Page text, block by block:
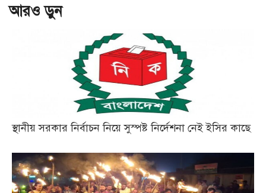
আরও ড়ুন
স্থানীয় সরকার নির্বাচন নিয়ে সুস্পষ্ট নির্দেশনা নেই ইসির কাছে